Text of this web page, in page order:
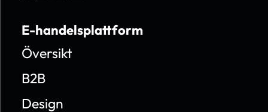
E-handelsplattform
Översikt
B2B
Design